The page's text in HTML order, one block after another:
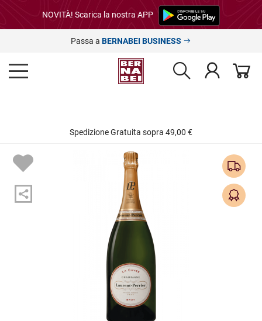
NOVITÀ! Scarica la nostra APP
Passa a BERNABEI BUSINESS
Spedizione Gratuita sopra 49,00 €